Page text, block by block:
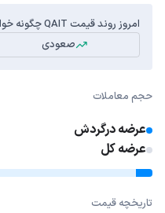
امروز روند قیمت QAIT چگونه خواهد بود؟
صعودی
حجم معاملات
عرضه درگردش
عرضه کل
تاریخچه قیمت